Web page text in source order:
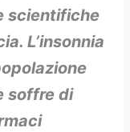
scientifiche
L’insonnia
soffre di